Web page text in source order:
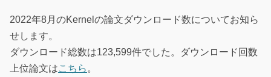
2022年8月のKernelの論文ダウンロード数についてお知ら
せします。
ダウンロード総数は123,599件でした。ダウンロード回数
上位論文はこちら 。